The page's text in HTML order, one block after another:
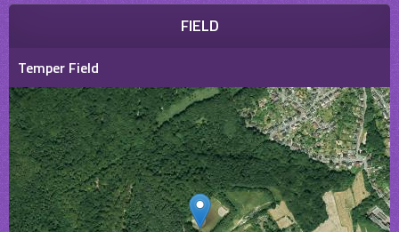
FIELD
Temper Field